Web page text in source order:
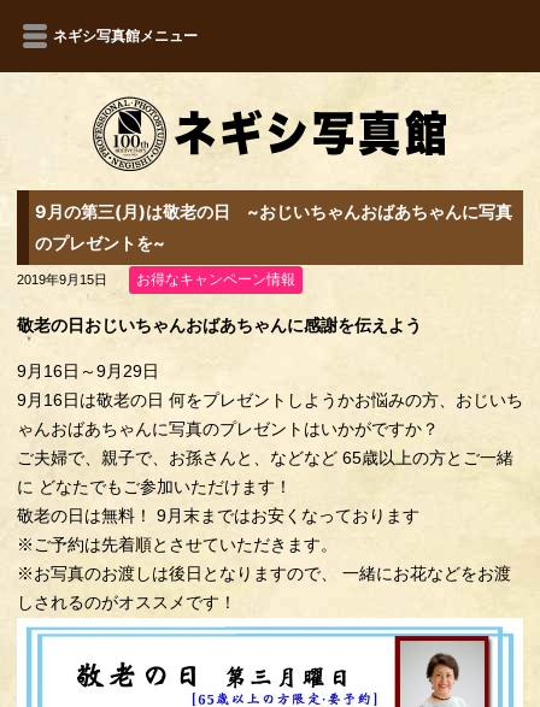
ネギシ写真館メニュー
9月の第三(月)は敬老の日 ~おじいちゃんおばあちゃんに写真
のプレゼントを~
2019年9月15日 お得なキャンペーン情報
敬老の日おじいちゃんおばあちゃんに感謝を伝えよう
9月16日～9月29日
9月16日は敬老の日 何をプレゼントしようかお悩みの方、おじいち
ゃんおばあちゃんに写真のプレゼントはいかがですか？
ご夫婦で、親子で、お孫さんと、などなど 65歳以上の方とご一緒
に どなたでもご参加いただけます！
敬老の日は無料！ 9月末まではお安くなっております
※ご予約は先着順とさせていただきます。
※お写真のお渡しは後日となりますので、 一緒にお花などをお渡
しされるのがオススメです！